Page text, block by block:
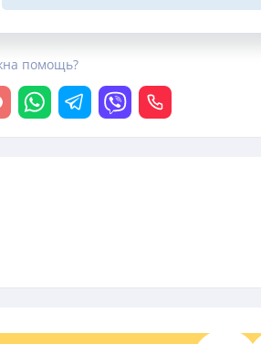
помощь?
чат
WhatsappTelegramViber Позвонить